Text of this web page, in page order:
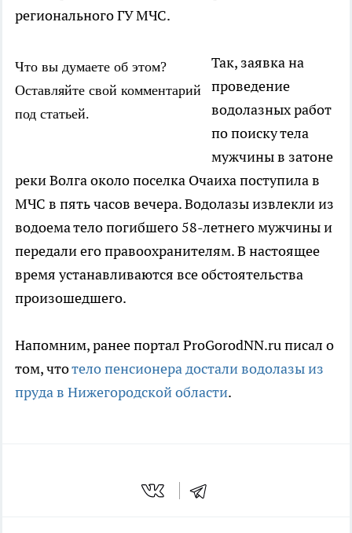
регионального ГУ МЧС.
Что вы думаете об этом?
Оставляйте свой комментарий
под статьей.
Так, заявка на
проведение
водолазных работ
по поиску тела
мужчины в затоне
реки Волга около поселка Очаиха поступила в
МЧС в пять часов вечера. Водолазы извлекли из
водоема тело погибшего 58-летнего мужчины и
передали его правоохранителям. В настоящее
время устанавливаются все обстоятельства
произошедшего.
Напомним, ранее портал ProGorodNN.ru писал о
том, чтотело пенсионера достали водолазы из
пруда в Нижегородской области.